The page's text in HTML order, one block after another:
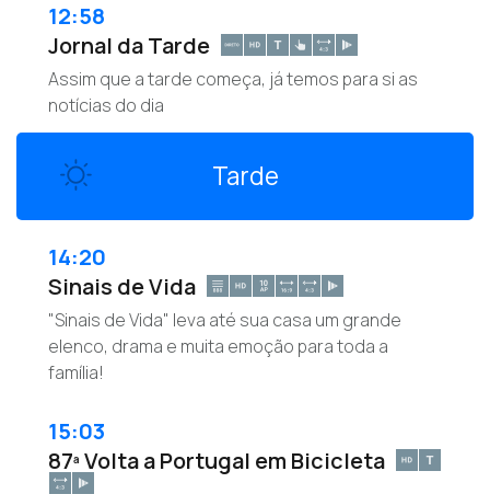
12:58
Jornal da Tarde
Assim que a tarde começa, já temos para si as
notícias do dia
Tarde
14:20
Sinais de Vida
"Sinais de Vida" leva até sua casa um grande
elenco, drama e muita emoção para toda a
família!
15:03
87ª Volta a Portugal em Bicicleta